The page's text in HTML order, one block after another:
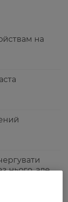
на
нього, але